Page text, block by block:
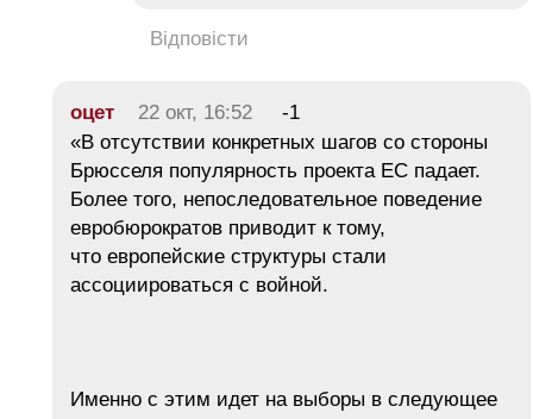
Відповісти
оцет 22 окт, 16:52
-1
«В отсутствии конкретных шагов со стороны
Брюсселя популярность проекта ЕС падает.
Более того, непоследовательное поведение
евробюрократов приводит к тому,
что европейские структуры стали
ассоциироваться с войной.
Именно с этим идет на выборы в следующее